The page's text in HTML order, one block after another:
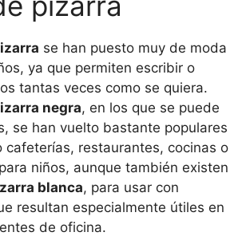
se han puesto muy de moda
ya que permiten escribir o
tantas veces como se quiera.
negra, en los que se puede
se han vuelto bastante populares
cafeterías, restaurantes, cocinas o
niños, aunque también existen
blanca, para usar con
resultan especialmente útiles en
de oficina.